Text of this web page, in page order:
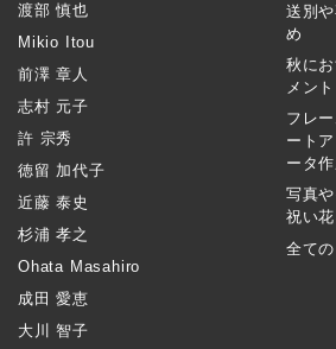
渡部 慎也
Mikio Itou
前澤 章人
志村 元子
許 宗秀
徳留 加代子
近藤 泰史
杉浦 孝之
Ohata Masahiro
成田 愛恵
大川 智子
送別
め
秋に
メント
フレ
ート
ータ
写真
祝い
全て